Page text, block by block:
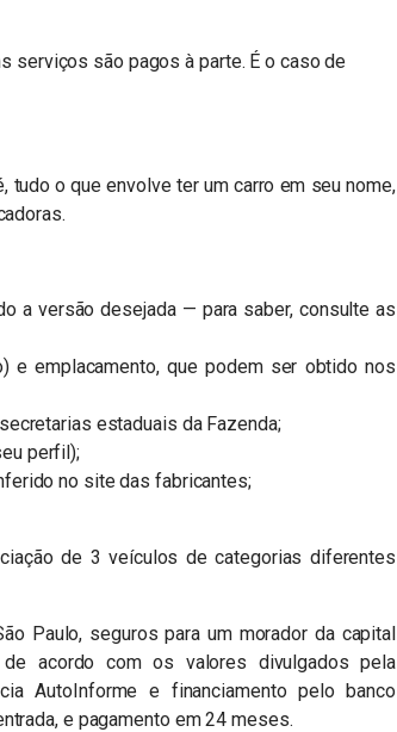
serviços são pagos à parte. É o caso de
o que envolve ter um carro em seu nome,
a versão desejada — para saber, consulte as
e emplacamento, que podem ser obtido nos
estaduais da Fazenda;
perfil);
no site das fabricantes;
de 3 veículos de categorias diferentes
Paulo, seguros para um morador da capital
de acordo com os valores divulgados pela
AutoInforme e financiamento pelo banco
e pagamento em 24 meses.